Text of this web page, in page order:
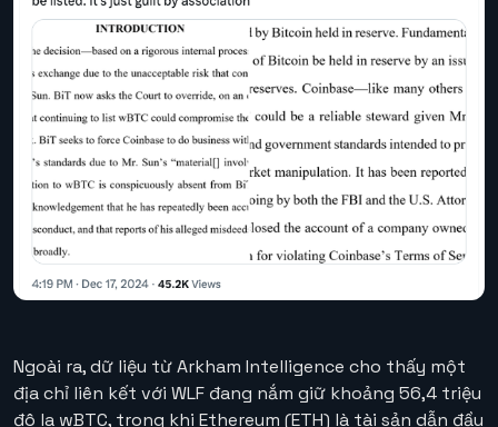
Ngoài ra, dữ liệu từ Arkham Intelligence cho thấy một
địa chỉ liên kết với WLF đang nắm giữ khoảng 56,4 triệu
đô la wBTC, trong khi Ethereum (ETH) là tài sản dẫn đầu